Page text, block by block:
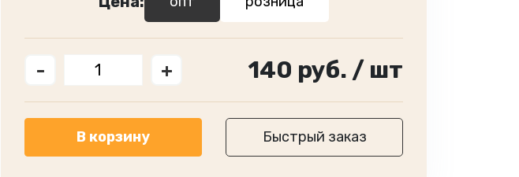
- + 140 руб. / шт
В корзину Быстрый заказ